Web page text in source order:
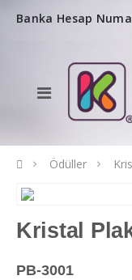
Banka Hesap
Ödüller
Kristal
PB-3001